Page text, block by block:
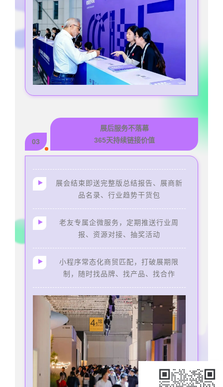
03
展后服务不落幕
365天持续链接价值
展会结束即送完整版总结报告、展商新
品名录、行业趋势干货包
老友专属企微服务，定期推送行业周
报、资源对接、抽奖活动
小程序常态化商贸匹配，打破展期限
制，随时找品牌、找产品、找合作